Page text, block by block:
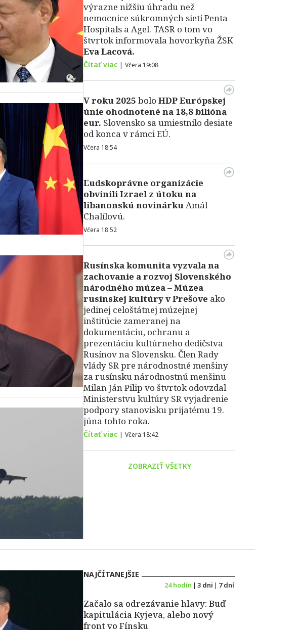
výrazne nižšiu úhradu než
nemocnice súkromných sietí Penta
Hospitals a Agel. TASR o tom vo
štvrtok informovala hovorkyňa ŽSK
Eva Lacová.
Čítať viac | Včera 19:08
V roku 2025 bolo HDPEurópskej
únie ohodnotené na 18,8 bilióna
eur. Slovensko sa umiestnilo desiate
od konca v rámci EÚ.
Včera 18:54
Ľudskoprávne organizácie
obvinili Izrael z útoku na
libanonskú novinárkuAmál
Chalílovú.
Včera 18:52
Rusínska komunita vyzvala na
zachovanie a rozvoj Slovenského
národného múzea – Múzea
rusínskej kultúry v Prešove ako
jedinej celoštátnej múzejnej
inštitúcie zameranej na
dokumentáciu, ochranu a
prezentáciu kultúrneho dedičstva
Rusínov na Slovensku. Člen Rady
vlády SR pre národnostné menšiny
za rusínsku národnostnú menšinu
Milan Ján Pilip vo štvrtok odovzdal
Ministerstvu kultúry SR vyjadrenie
podpory stanovisku prijatému 19.
júna tohto roka.
Čítať viac | Včera 18:42
ZOBRAZIŤ VŠETKY
NAJČÍTANEJŠIE
24 hodín | 3 dni | 7 dní